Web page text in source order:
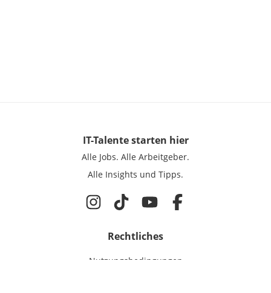
IT-Talentestarten hier
Alle Jobs. Alle Arbeitgeber.
Alle Insights und Tipps.
Rechtliches
Nutzungsbedingungen